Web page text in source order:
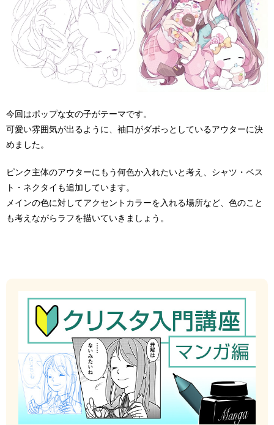
今回はポップな女の子がテーマです。
可愛い雰囲気が出るように、袖口がダボっとしているアウターに決
めました。
ピンク主体のアウターにもう何色か入れたいと考え、シャツ・ベス
ト・ネクタイも追加しています。
メインの色に対してアクセントカラーを入れる場所など、色のこと
も考えながらラフを描いていきましょう。